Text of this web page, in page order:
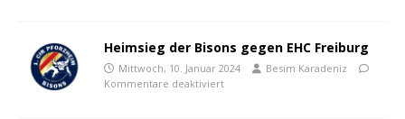
Heimsieg der Bisons gegen EHC Freiburg
Mittwoch, 10. Januar 2024
Besim Karadeniz
Kommentare deaktiviert